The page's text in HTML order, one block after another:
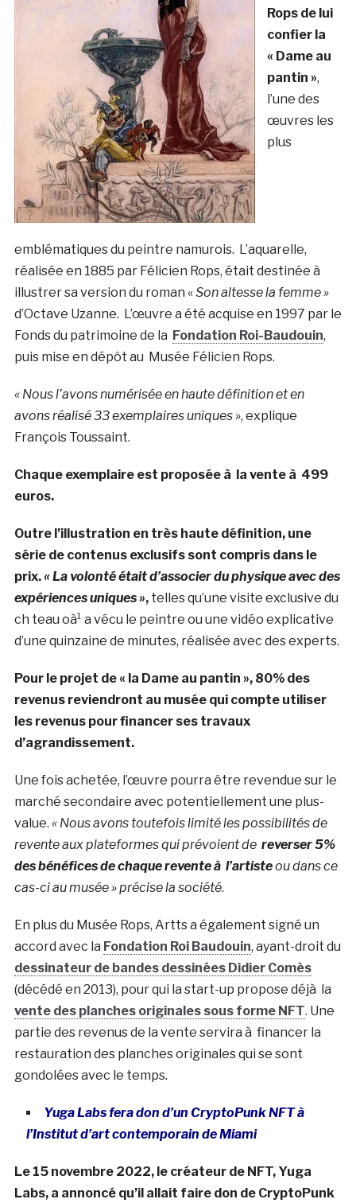
Rops de lui
confier la
« Dame au
pantin »,
l’une des
œuvres les
plus
emblématiques du peintre namurois. L’aquarelle,
réalisée en 1885 par Félicien Rops, était destinée à
illustrer sa version du roman «Son altesse la femme »
d’Octave Uzanne. L’œuvre a été acquise en 1997 par le
Fonds du patrimoine de la Fondation Roi-Baudouin,
puis mise en dépôt au Musée Félicien Rops.
« Nous l’avons numérisée en haute définition et en
avons réalisé 33 exemplaires uniques », explique
François Toussaint.
Chaque exemplaire est proposée à la vente à 499
euros.
Outre l’illustration en très haute définition, une
série de contenus exclusifs sont compris dans le
prix.« La volonté était d’associer du physique avec des
expériences uniques »,telles qu’une visite exclusive du
ch teau oà¹ a vécu le peintre ou une vidéo explicative
d’une quinzaine de minutes, réalisée avec des experts.
Pour le projet de « la Dame au pantin », 80% des
revenus reviendront au musée qui compte utiliser
les revenus pour financer ses travaux
d’agrandissement.
Une fois achetée, l’œuvre pourra être revendue sur le
marché secondaire avec potentiellement une plus-
value. « Nous avons toutefois limité les possibilités de
revente aux plateformes qui prévoient dereverser 5%
des bénéfices de chaque revente à l’artisteou dans ce
cas-ci au musée » précise la société.
En plus du Musée Rops, Artts a également signé un
accord avec la Fondation Roi Baudouin, ayant-droit du
dessinateur de bandes dessinées Didier Comès
(décédé en 2013), pour qui la start-up propose déjà la
vente des planches originales sous forme NFT. Une
partie des revenus de la vente servira à financer la
restauration des planches originales qui se sont
gondolées avec le temps.
Yuga Labs fera don d’un CryptoPunk NFT à
l’Institut d’art contemporain de Miami
Le 15 novembre 2022, le créateur de NFT, Yuga
Labs, a annoncé qu’il allait faire don de CryptoPunk